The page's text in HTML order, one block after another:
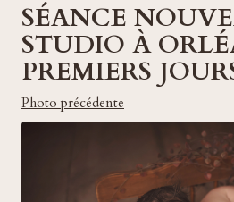
SÉANCE
STUDIO À
PREMIERS
Photo précédente